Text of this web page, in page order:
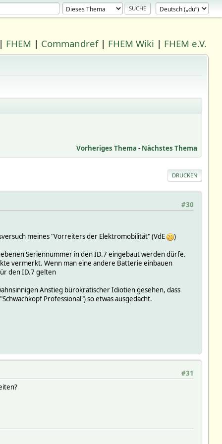
| FHEM | Commandref| FHEM Wiki | FHEM e.V.
Vorheriges Thema - Nächstes Thema
DRUCKEN
#30
meines "Vorreiters der Elektromobilität" (VdE
)
Seriennummer in den ID.7 eingebaut werden dürfe.
vermerkt. Wenn man eine andere Batterie einbauen
den ID.7 gelten
Anstieg bürokratischer Idiotien gesehen, dass
Professional") so etwas ausgedacht.
#31